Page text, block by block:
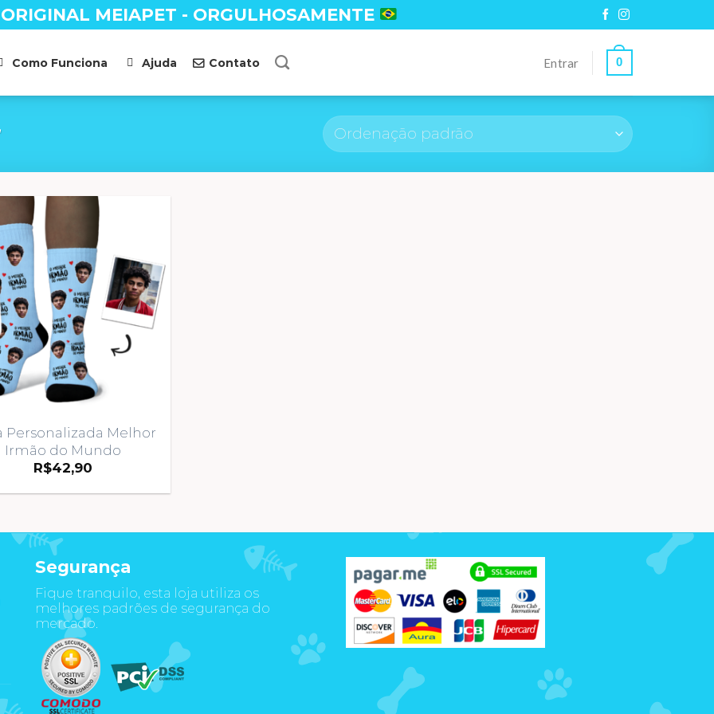
MEIAPET - ORGULHOSAMENTE
Como Funciona Ajuda Contato Entrar 0
Personalizada Melhor
Irmão do Mundo
R$42,90
Segurança
Fique tranquilo, esta loja utiliza os
melhores padrões de segurança do
mercado.